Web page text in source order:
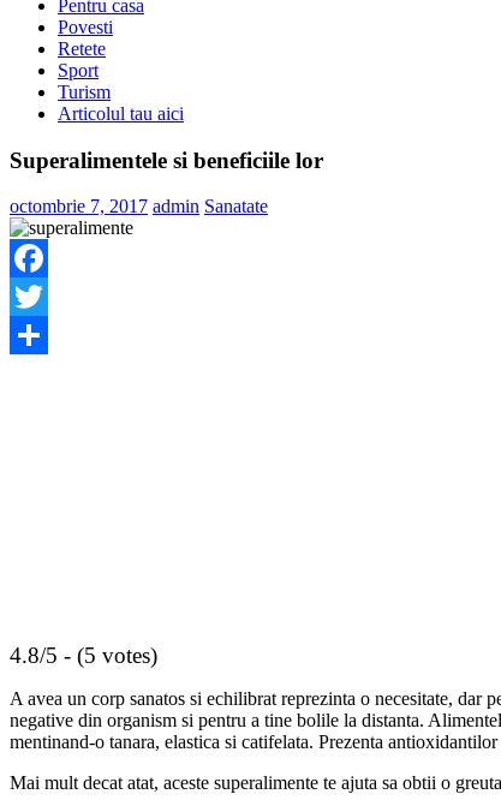
Pentru casa
Povesti
Retete
Sport
Turism
Articolul tau aici
Superalimentele si beneficiile lor
octombrie 7, 2017 admin Sanatate
Facebook
Twitter
4.8/5 - (5 votes)
A avea un corp sanatos si echilibrat reprezinta o necesitate, dar
negative din organism si pentru a tine bolile la distanta.
mentinand-o tanara, elastica si catifelata. Prezenta
Mai mult decat atat, aceste superalimente te ajuta sa obtii o